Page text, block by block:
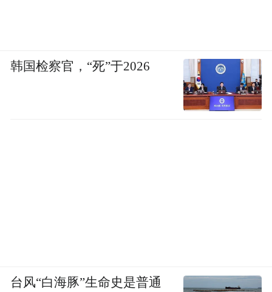
韩国检察官，“死”于2026
台风“白海豚”生命史是普通